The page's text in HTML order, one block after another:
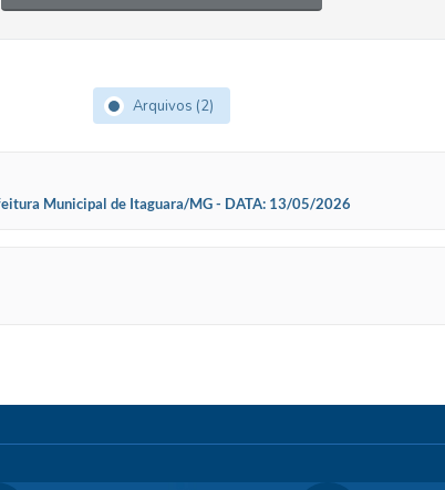
Arquivos (2)
Municipal de Itaguara/MG - DATA: 13/05/2026